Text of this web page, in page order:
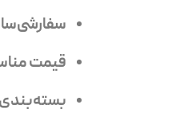
قیمت